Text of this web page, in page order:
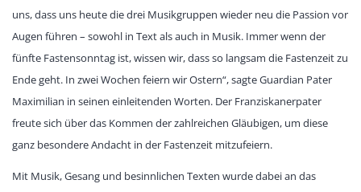
uns, dass uns heute die drei Musikgruppen wieder neu die Passion vor
Augen führen – sowohl in Text als auch in Musik. Immer wenn der
fünfte Fastensonntag ist, wissen wir, dass so langsam die Fastenzeit zu
Ende geht. In zwei Wochen feiern wir Ostern“, sagte Guardian Pater
Maximilian in seinen einleitenden Worten. Der Franziskanerpater
freute sich über das Kommen der zahlreichen Gläubigen, um diese
ganz besondere Andacht in der Fastenzeit mitzufeiern.
Mit Musik, Gesang und besinnlichen Texten wurde dabei an das